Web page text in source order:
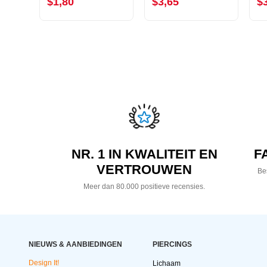
NR. 1 IN KWALITEIT EN
VERTROUWEN
Meer dan 80.000 positieve recensies.
NIEUWS & AANBIEDINGEN
Design It!
PIERCINGS
Lichaam